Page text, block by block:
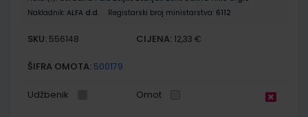
Nakladnik: ALFA d.d. Registarski broj ministarstva: 6112
SKU: 556148 CIJENA: 12,33 €
ŠIFRA OMOTA: 500179
Udžbenik Omot